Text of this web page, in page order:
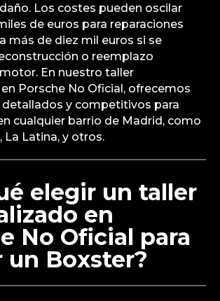
Los costes pueden oscilar
de euros para reparaciones
más de diez mil euros si se
o reemplazo
En nuestro taller
Porsche No Oficial, ofrecemos
y competitivos para
cualquier barrio de Madrid, como
La Latina, y otros.
elegir un taller
en
No Oficial para
un Boxster?